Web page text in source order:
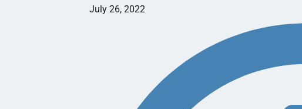
July 26, 2022